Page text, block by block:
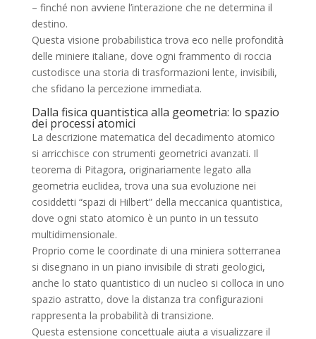
– finché non avviene l’interazione che ne determina il
destino.
Questa visione probabilistica trova eco nelle profondità
delle miniere italiane, dove ogni frammento di roccia
custodisce una storia di trasformazioni lente, invisibili,
che sfidano la percezione immediata.
Dalla fisica quantistica alla geometria: lo spazio
dei processi atomici
La descrizione matematica del decadimento atomico
si arricchisce con strumenti geometrici avanzati. Il
teorema di Pitagora, originariamente legato alla
geometria euclidea, trova una sua evoluzione nei
cosiddetti “spazi di Hilbert” della meccanica quantistica,
dove ogni stato atomico è un punto in un tessuto
multidimensionale.
Proprio come le coordinate di una miniera sotterranea
si disegnano in un piano invisibile di strati geologici,
anche lo stato quantistico di un nucleo si colloca in uno
spazio astratto, dove la distanza tra configurazioni
rappresenta la probabilità di transizione.
Questa estensione concettuale aiuta a visualizzare il